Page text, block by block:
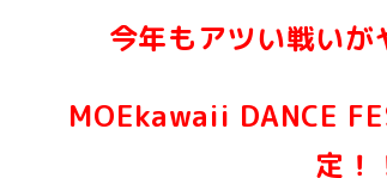
今年もアツい戦い
MOEkawaii DANCE
定！